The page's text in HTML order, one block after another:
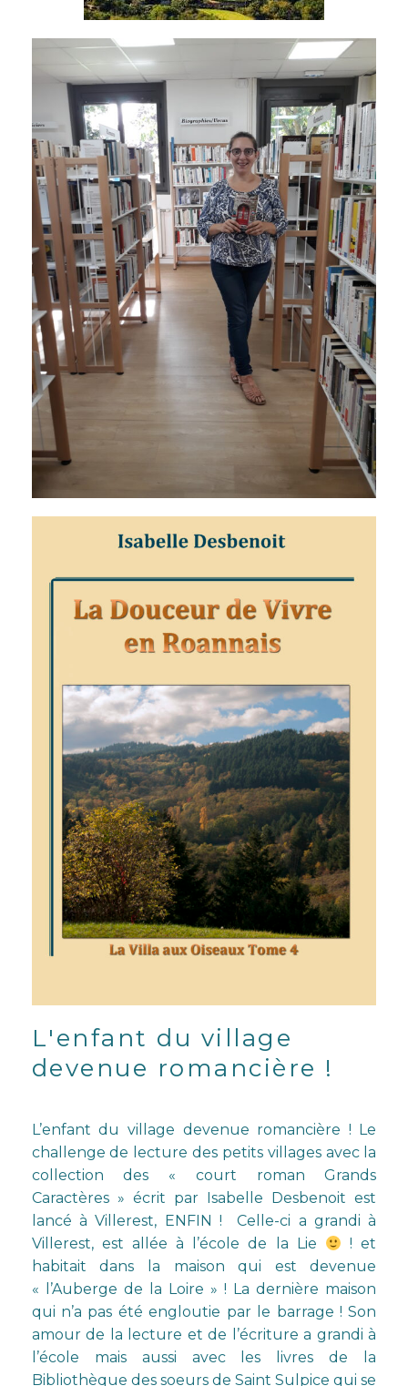
L'enfant du village
devenue romancière !
L’enfant du village devenue romancière ! Le
challenge de lecture des petits villages avec la
collection des « court roman Grands
Caractères » écrit par Isabelle Desbenoit est
lancé à Villerest, ENFIN ! Celle-ci a grandi à
Villerest, est allée à l’école de la Lie
! et
habitait dans la maison qui est devenue
«
l’Auberge de la Loire » ! La dernière maison
qui n’a pas été engloutie par le barrage ! Son
amour de la lecture et de l’écriture a grandi à
l’école mais aussi avec les livres de la
Bibliothèque des soeurs de Saint Sulpice qui se